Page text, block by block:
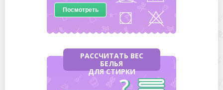
Посмотреть
РАССЧИТАТЬ ВЕС
БЕЛЬЯ
ДЛЯ СТИРКИ